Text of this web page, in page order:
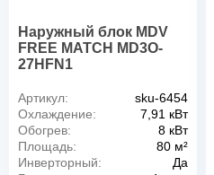
Наружный блок MDV
FREE MATCH MD3O-
27HFN1
Артикул:
sku-6454
Охлаждение:
7,91 кВт
Обогрев:
8 кВт
Площадь:
80 м²
Инверторный:
Да